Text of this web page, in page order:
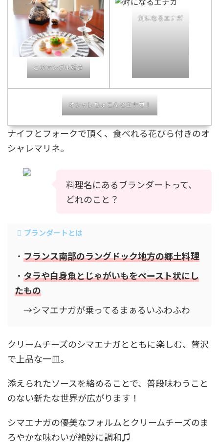
このアングル好き
対になるエナガ
オシャレちょこんとエナガ！
ナイフとフォークで頂く、食べれる花びら付きのオ
シャレマリネ。
料理名にあるブランダートって、
どれのこと？
ブランダートとは
・ フランス南部のラングドック地方の郷土料理
・ タラや白身魚とじゃがいもをペースト状にし
たもの
→シマエナガが乗ってるまぁるいふわふわ
クリームチーズのシマエナガとともに楽しむ、贅沢
で上品な一皿。
添えられたソースを絡めることで、普段味わうこと
のない新たな世界が広がります！
シマエナガの優美なフォルムとクリームチーズのま
ろやかな味わいが絶妙に調和♫